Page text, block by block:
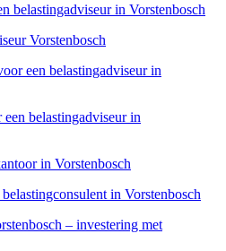
belastingadviseur in Vorstenbosch
Vorstenbosch
een belastingadviseur in
belastingadviseur in
in Vorstenbosch
in Vorstenbosch
– investering met